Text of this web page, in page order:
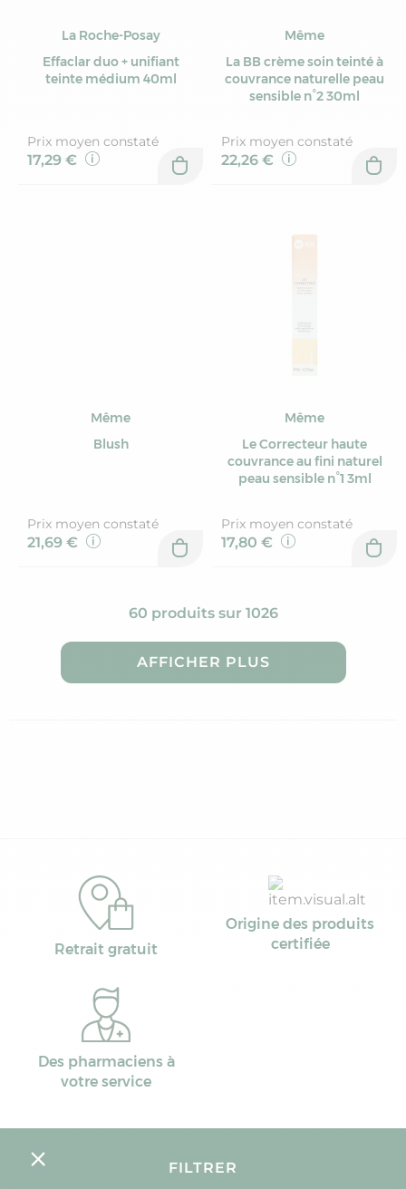
FILTRER
La Roche-Posay
Effaclar duo + unifiant
teinte médium 40ml
Prix moyen constaté
17,29 €
Même
La BB crème soin teinté à
couvrance naturelle peau
sensible n°2 30ml
Prix moyen constaté
22,26 €
Même
Blush
Prix moyen constaté
21,69 €
Même
Le Correcteur haute
couvrance au fini naturel
peau sensible n°1 3ml
Prix moyen constaté
17,80 €
60 produits sur 1026
AFFICHER PLUS
Retrait gratuit
Origine des produits
certifiée
Des pharmaciens à
votre service